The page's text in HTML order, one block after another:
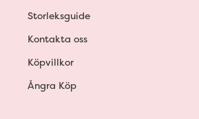
Storleksguide
Kontakta oss
Köpvillkor
Ångra Köp